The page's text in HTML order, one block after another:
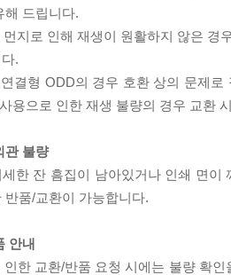
해 드립니다.
먼지로 인해 재생이 원활하지 않은 경
.
결형 ODD의 경우 호환 상의 문제
용으로 인한 재생 불량의 경우 교환
관 불량
한 잔 흠집이 남아있거나 인쇄 면
반품/교환이 가능합니다.
안내
인한 교환/반품 요청 시에는 불량 확